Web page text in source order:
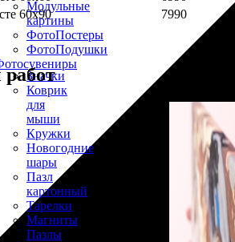
Модульные
картины
ФотоПостеры
ФотоПодушки
Значки
Коврик
для
мыши
Кружки
Новогодние
шары
Пазл
картонный
Тарелки
Магниты
Пазлы
60х90
7990